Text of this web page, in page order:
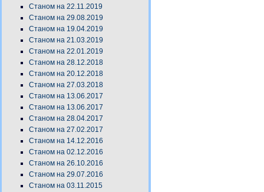
Станом на 22.11.2019
Станом на 29.08.2019
Станом на 19.04.2019
Станом на 21.03.2019
Станом на 22.01.2019
Станом на 28.12.2018
Станом на 20.12.2018
Станом на 27.03.2018
Станом на 13.06.2017
Станом на 13.06.2017
Станом на 28.04.2017
Станом на 27.02.2017
Станом на 14.12.2016
Станом на 02.12.2016
Станом на 26.10.2016
Станом на 29.07.2016
Станом на 03.11.2015